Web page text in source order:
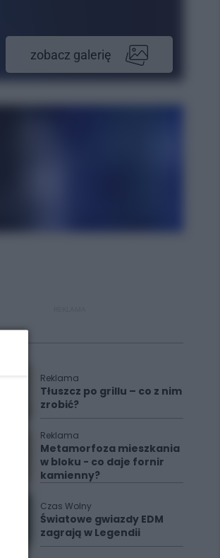
zobacz galerię
Reklama
Tłuszcz po grillu – co z nim
zrobić?
Reklama
Metamorfoza mieszkania
w bloku - co daje fornir
kamienny?
Czas Wolny
Światowe gwiazdy EDM
zagrają w Legendii